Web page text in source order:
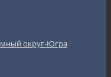
округ-Югра